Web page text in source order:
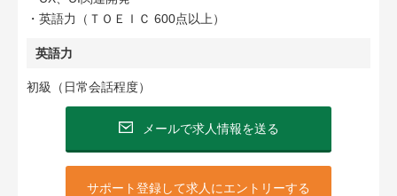
・英語力（ＴＯＥＩＣ 600点以上）
英語力
初級（日常会話程度）
メールで求人情報を送る
サポート登録して求人にエントリーする